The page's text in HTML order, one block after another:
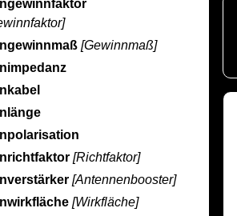
[Gewinnmaß]
[Richtfaktor]
[Antennenbooster]
[Wirkfläche]